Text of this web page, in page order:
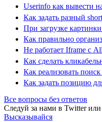
Userinfo как вывести
Как задать разный
При загрузке
Как правильно
Не работает Iframe с
Как сделать
Как реализовать
Как задать позицию
Все вопросы без ответов
Следуй за нами в Twitterили
Высказывайся